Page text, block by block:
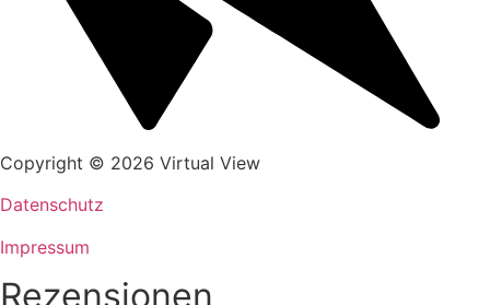
Copyright © 2026 Virtual View
Datenschutz
Impressum
Rezensionen